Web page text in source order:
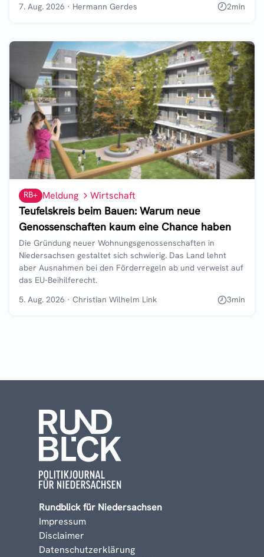
7. Aug. 2026 · Hermann Gerdes 2min
RB+ Meldung Wirtschaft
Teufelskreis beim Bauen: Warum neue
Genossenschaften kaum eine Chance haben
Die Gründung neuer Wohnungsgenossenschaften in
Niedersachsen gestaltet sich schwierig. Das Land lehnt
aber Ausnahmen bei den Förderregeln ab und verweist auf
das EU-Beihilferecht.
5. Aug. 2026 · Christian Wilhelm Link 3min
Rundblick für Niedersachsen
Impressum
Disclaimer
Datenschutzerklärung